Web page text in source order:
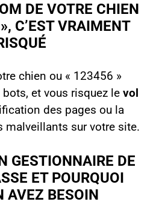
DE VOTRE CHIEN
C’EST VRAIMENT
chien ou « 123456 »
et vous risquez le vol
des pages ou la
malveillants sur votre site.
GESTIONNAIRE DE
ET POURQUOI
AVEZ BESOIN